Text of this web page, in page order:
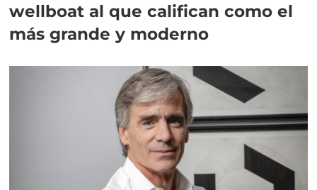
wellboat al que califican como el
más grande y moderno